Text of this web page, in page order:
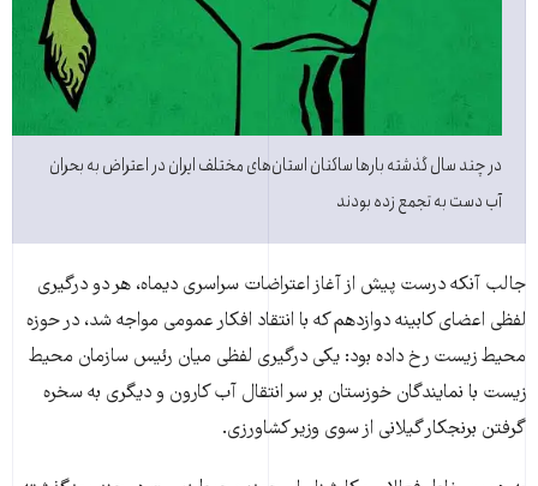
در چند سال گذشته بارها ساکنان استان‌های مختلف ایران در اعتراض به بحران
آب دست به تجمع زده بودند
جالب آنکه درست پیش از آغاز اعتراضات سراسری دیماه، هر دو درگیری
لفظی اعضای کابینه دوازدهم که با انتقاد افکار عمومی مواجه شد، در حوزه
محیط زیست رخ داده بود: یکی درگیری لفظی میان رئیس سازمان محیط
زیست با نمایندگان خوزستان بر سر انتقال آب کارون و دیگری به سخره
گرفتن برنجکار گیلانی از سوی وزیر کشاورزی.